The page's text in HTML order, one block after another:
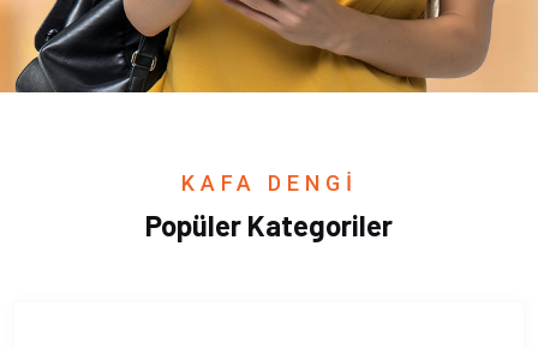
KAFA DENGİ
Popüler Kategoriler